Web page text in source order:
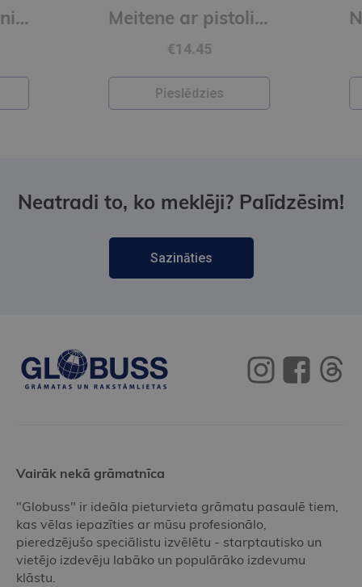
Novecot bez panikas (e-grāmata) Meitene ar pistoli uz jumta (e-grāmata)
€14.45
Pieslēdzies
Neatradi to, ko meklēji? Palīdzēsim!
Sazināties
Vairāk nekā grāmatnīca
"Globuss" ir ideāla pieturvieta grāmatu pasaulē tiem,
kas vēlas iepazīties ar mūsu profesionālo,
pieredzējušo speciālistu izvēlētu - starptautisko un
vietējo izdevēju labāko un populārāko izdevumu
klāstu.